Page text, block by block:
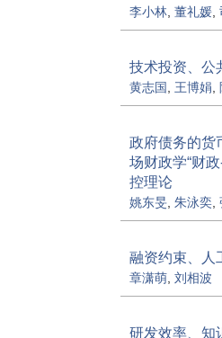
李小林, 董礼媛,
技术投资、公
黄志国 王博娟
政府债务的
场财政学“财
控理论
姚东旻, 朱泳奕,
融资约束、人
章潇萌, 刘相波
研发效率、知